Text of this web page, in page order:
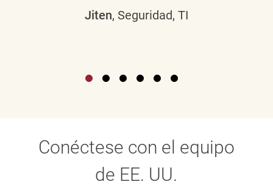
Jiten, Seguridad, TI
Conéctese con el equipo
de EE. UU.